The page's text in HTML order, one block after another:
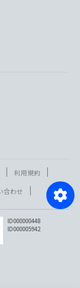
利用規約
合わせ
ID000000448
ID000005942